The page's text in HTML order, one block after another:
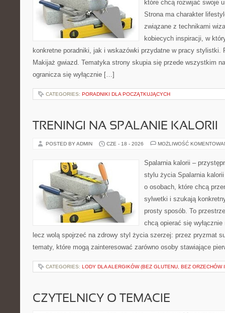
które chcą rozwijać swoje
Strona ma charakter
związane z technikami
kobiecych inspiracji, w
konkretne poradniki, jak i wskazówki przydatne w pracy stylistki.
Makijaż gwiazd. Tematyka strony skupia się przede wszystkim
ogranicza się wyłącznie […]
CATEGORIES: PORADNIKI DLA POCZĄTKUJĄCYCH
TRENINGI NA SPALANIE KALORII
POSTED BY ADMIN CZE - 18 - 2026 MOŻLIWOŚĆ
Spalarnia kalorii –
stylu życia Spalarnia
o osobach, które chcą
sylwetki i szukają
prosty sposób. To
chcą opierać się
lecz wolą spojrzeć na zdrowy styl życia szerzej: przez pryzmat
tematy, które mogą zainteresować zarówno osoby stawiające
CATEGORIES: LODY DLA ALERGIKÓW (BEZ GLUTENU, BEZ ORZECHÓW
CZYTELNICY O TEMACIE